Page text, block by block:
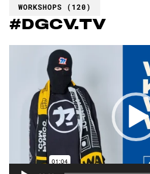
WORKSHOPS (120)
#DGCV.TV
Reproductor